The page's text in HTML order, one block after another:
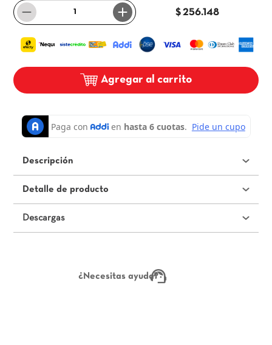
＋
－ $ 256.148
Agregar al carrito
Descripción
Detalle de producto
Descargas
¿Necesitas ayuda?